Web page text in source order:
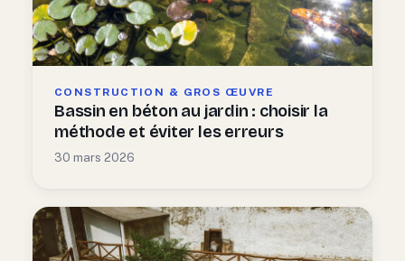
CONSTRUCTION & GROS ŒUVRE
Bassin en béton au jardin : choisir la
méthode et éviter les erreurs
30 mars 2026